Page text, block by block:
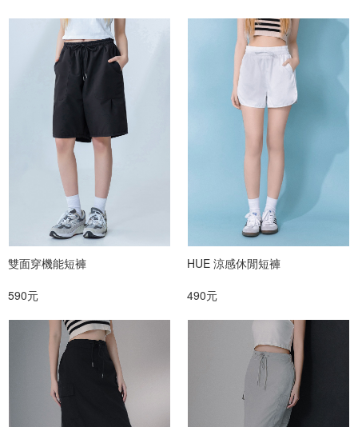
雙面穿機能短褲
590元
HUE 涼感休閒短褲
490元